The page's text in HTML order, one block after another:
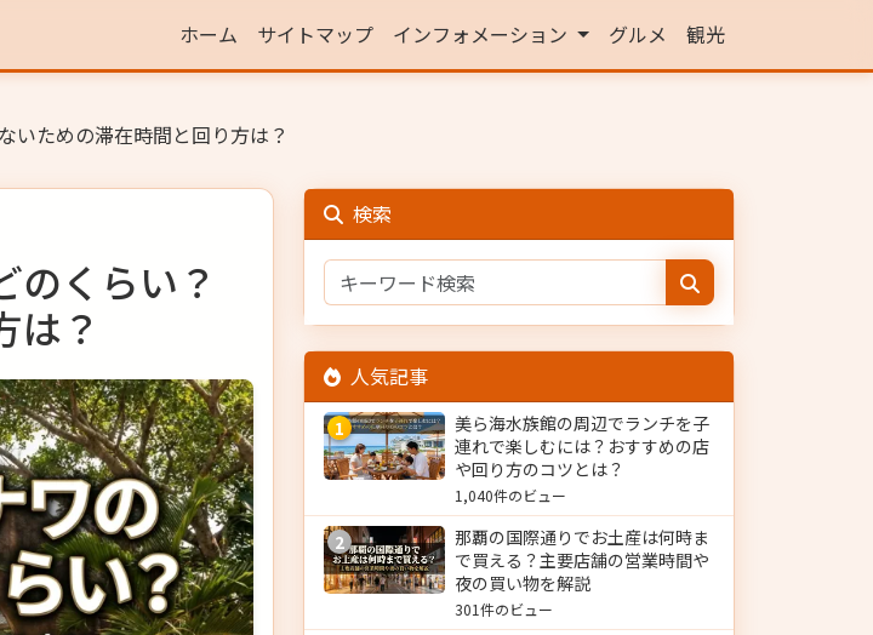
ホーム サイトマップ インフォメーション グルメ 観光
いための滞在時間と回り方は？
のくらい？
は？
検索
人気記事
1
美ら海水族館の周辺でランチを子
連れで楽しむには？おすすめの店
や回り方のコツとは？
1,040件のビュー
2
那覇の国際通りでお土産は何時ま
で買える？主要店舗の営業時間や
夜の買い物を解説
301件のビュー